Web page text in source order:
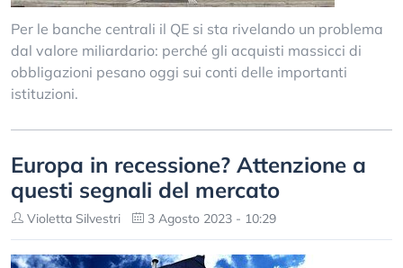
Per le banche centrali il QE si sta rivelando un problema
dal valore miliardario: perché gli acquisti massicci di
obbligazioni pesano oggi sui conti delle importanti
istituzioni.
Europa in recessione? Attenzione a
questi segnali del mercato
Violetta Silvestri 3 Agosto 2023 - 10:29